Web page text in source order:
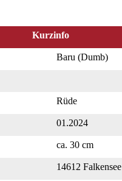
Kurzinfo
Baru (Dumb)
Rüde
01.2024
ca. 30 cm
14612 Falkensee